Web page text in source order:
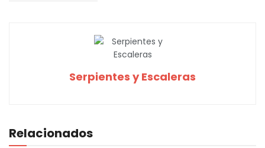
Serpientes y Escaleras
Relacionados